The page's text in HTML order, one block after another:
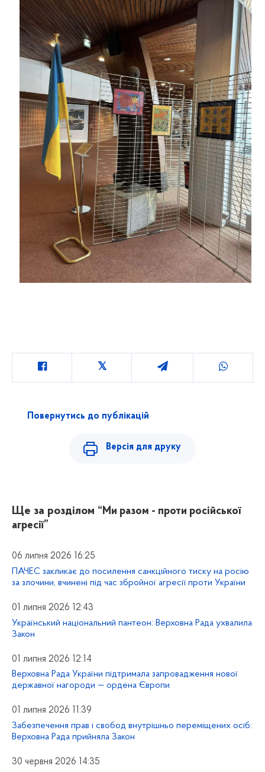
Повернутись до публікацій
Версія для друку
Ще за розділом “Ми разом - проти російської
агресії”
06 липня 2026 16:25
ПАЧЕС закликає до посилення санкційного тиску на росію
за злочини, вчинені під час збройної агресії проти України
01 липня 2026 12:43
Український національний пантеон: Верховна Рада ухвалила
Закон
01 липня 2026 12:14
Верховна Рада України підтримала запровадження нової
державної нагороди — ордена Європи
01 липня 2026 11:39
Забезпечення прав і свобод внутрішньо переміщених осіб:
Верховна Рада прийняла Закон
30 червня 2026 14:35